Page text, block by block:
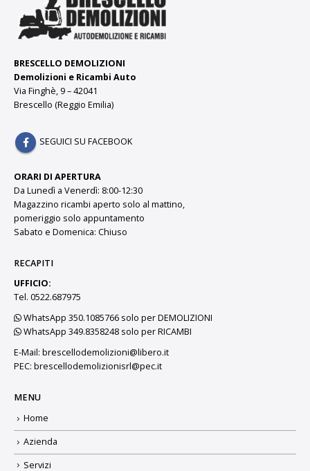
BRESCELLO DEMOLIZIONI
Demolizioni e Ricambi Auto
Via Finghè, 9 – 42041
Brescello (Reggio Emilia)
SEGUICI SU FACEBOOK
ORARI DI APERTURA
Da Lunedì a Venerdì: 8:00-12:30
Magazzino ricambi aperto solo al mattino,
pomeriggio solo appuntamento
Sabato e Domenica: Chiuso
RECAPITI
UFFICIO:
Tel. 0522.687975
WhatsApp 350.1085766 solo per DEMOLIZIONI
WhatsApp 349.8358248 solo per RICAMBI
E-Mail: brescellodemolizioni@libero.it
PEC: brescellodemolizionisrl@pec.it
MENU
Home
Azienda
Servizi